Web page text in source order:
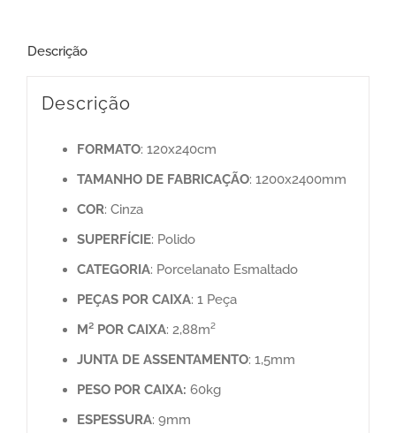
Descrição
Descrição
FORMATO: 120x240cm
TAMANHO DE FABRICAÇÃO: 1200x2400mm
COR: Cinza
SUPERFÍCIE: Polido
CATEGORIA: Porcelanato Esmaltado
PEÇAS POR CAIXA: 1 Peça
M² POR CAIXA: 2,88m²
JUNTA DE ASSENTAMENTO: 1,5mm
PESO POR CAIXA: 60kg
ESPESSURA: 9mm